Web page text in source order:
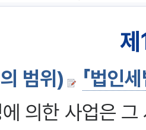
범위)
「법인
의한 사업은